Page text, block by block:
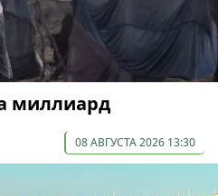
миллиард
08 АВГУСТА 2026 13:30